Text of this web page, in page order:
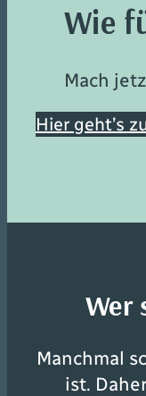
Wie
Mach
Hier geht’s
Wer
Manchmal
ist.